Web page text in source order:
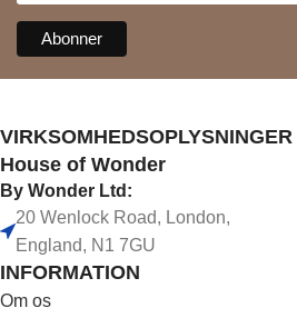
VIRKSOMHEDSOPLYSNINGER
House of Wonder
By Wonder Ltd:
20 Wenlock Road, London,
England, N1 7GU
INFORMATION
Om os